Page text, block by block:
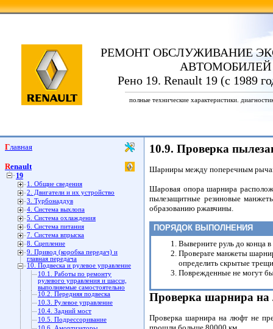
РЕМОНТ ОБСЛУЖИВАНИЕ
АВТОМОБИЛЕЙ
Рено 19. Renault 19 (с 1989
полные технические характеристики.
Главная
Renault
19
1. Общие сведения
2. Двигатели и их устройство
3. Турбонаддув
4. Система выхлопа
5. Система охлаждения
6. Система питания
7. Система впрыска
8. Сцепление
9. Привод (коробка передач) и
главная передача
10. Подвеска и рулевое управление
10.1. Работы по ремонту
рулевого управления и шасси,
выполняемые самостоятельно
10.2. Передняя подвеска
10.3. Рулевое управление
10.4. Задний мост
10.5. Подрессоривание
10.9. Проверка
Шарниры между поперечным
Шаровая опора шарнира
пылезащитные резиновые
образованию ржавчины.
ПОРЯДОК ВЫПОЛНЕНИЯ
Выверните руль до конца
Проверьте манжеты
определить скрытые
Поврежденные не могут
Проверка шарнира
Проверка шарнира на люфт не